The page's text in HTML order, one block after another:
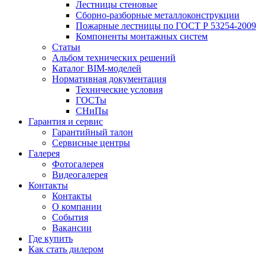
Лестницы стеновые
Сборно-разборные металлоконструкции
Пожарные лестницы по ГОСТ Р 53254-2009
Компоненты монтажных систем
Статьи
Альбом технических решений
Каталог BIM-моделей
Нормативная документация
Технические условия
ГОСТы
СНиПы
Гарантия и сервис
Гарантийный талон
Сервисные центры
Галерея
Фотогалерея
Видеогалерея
Контакты
Контакты
О компании
События
Вакансии
Где купить
Как стать дилером